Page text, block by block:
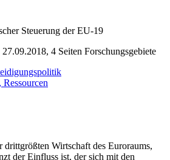
Steuerung der EU-19
4 Seiten Forschungsgebiete
drittgrößten Wirtschaft des Euroraums,
der Einfluss ist, der sich mit den